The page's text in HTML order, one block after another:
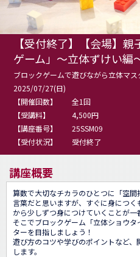
【受付終了】【会場】
ゲーム」～立体ずけい編
ブロックゲームで遊びながら立体マス
2025/07/27(日)
【開催回数】
全1回
【受講料】
4,500円
【講座番号】
25SSM09
【受付状況】
受付終了
講座概要
算数で大切なチカラのひとつに「空
言葉だと思いますが、すぐに身につ
から少しずつ身につけていくことが一
そこでブロックゲーム「立体ショウ
ターを目指しましょう！
遊び方のコツや学びのポイントなど
します。